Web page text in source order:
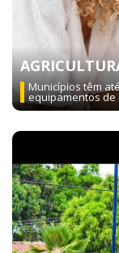
Municípios têm
equipamentos